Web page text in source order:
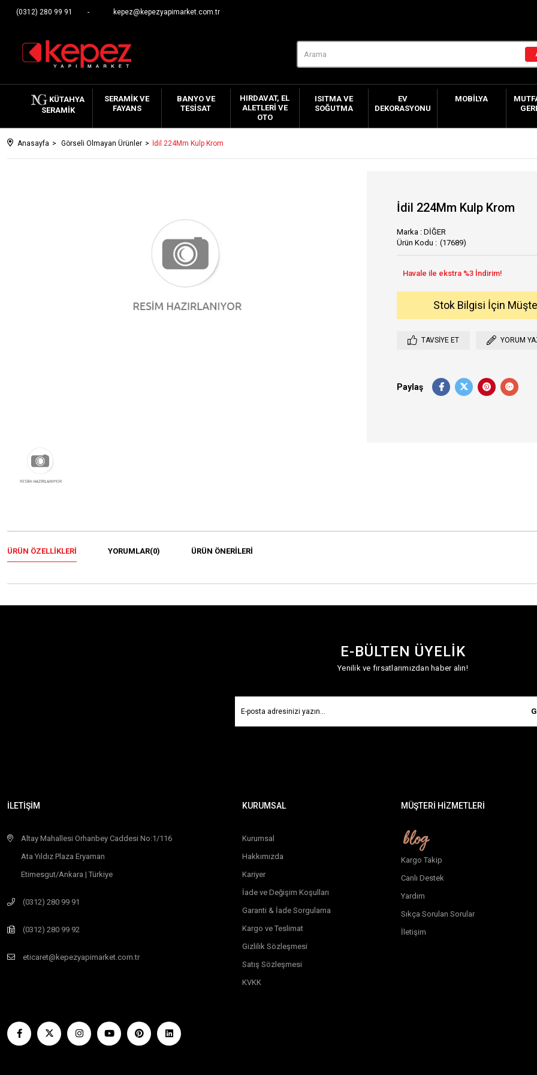
(0312) 280 99 91 kepez@kepezyapimarket.com.tr
KÜTAHYA
SERAMIK
SERAMIK VE
FAYANS
BANYO VE
TESISAT
HIRDAVAT, EL
ALETLERI VE
OTO
ISITMA VE
SOĞUTMA
EV
DEKORASYONU
MOBILYA
Anasayfa Görseli Olmayan Ürünler İdil 224Mm Kulp Krom
İdil 224Mm Kulp Krom
Marka : DİĞER
(17689)
Stok Bilgisi İçin
TAVSIYE ET YORUM
Paylaş
ÜRÜN ÖZELLIKLERI YORUMLAR(0) ÜRÜN ÖNERILERI
E-BÜLTEN ÜYELİK
Yenilik ve fırsatlarımızdan haber alın!
İLETİŞİM
Altay Mahallesi Orhanbey Caddesi No:1/116
Ata Yıldız Plaza Eryaman
Etimesgut/Ankara | Türkiye
(0312) 280 99 91
(0312) 280 99 92
eticaret@kepezyapimarket.com.tr
KURUMSAL
Kurumsal
Hakkımızda
Kariyer
İade ve Değişim Koşulları
Garanti & İade Sorgulama
Kargo ve Teslimat
Gizlilik Sözleşmesi
Satış Sözleşmesi
KVKK
MÜŞTERİ HİZMETLERİ
Kargo Takip
Canlı Destek
Yardım
Sıkça Sorulan Sorular
İletişim